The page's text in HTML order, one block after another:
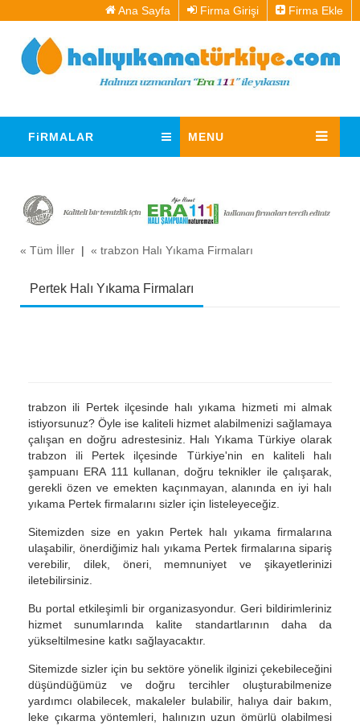
Firma Ekle
Firma Girişi
Ana Sayfa
FiRMALAR MENU
« Tüm İller | « trabzon Halı Yıkama Firmaları
Pertek Halı Yıkama Firmaları
trabzon ili Pertek ilçesinde halı yıkama hizmeti mi almak
istiyorsunuz? Öyle ise kaliteli hizmet alabilmenizi sağlamaya
çalışan en doğru adrestesiniz. Halı Yıkama Türkiye olarak
trabzon ili Pertek ilçesinde Türkiye'nin en kaliteli halı
şampuanı ERA 111 kullanan, doğru teknikler ile çalışarak,
gerekli özen ve emekten kaçınmayan, alanında en iyi halı
yıkama Pertek firmalarını sizler için listeleyeceğiz.
Sitemizden size en yakın Pertek halı yıkama firmalarına
ulaşabilir, önerdiğimiz halı yıkama Pertek firmalarına sipariş
verebilir, dilek, öneri, memnuniyet ve şikayetlerinizi
iletebilirsiniz.
Bu portal etkileşimli bir organizasyondur. Geri bildirimleriniz
hizmet sunumlarında kalite standartlarının daha da
yükseltilmesine katkı sağlayacaktır.
Sitemizde sizler için bu sektöre yönelik ilginizi çekebileceğini
düşündüğümüz ve doğru tercihler oluşturabilmenize
yardımcı olabilecek, makaleler bulabilir, halıya dair bakım,
leke çıkarma yöntemleri, halınızın uzun ömürlü olabilmesi